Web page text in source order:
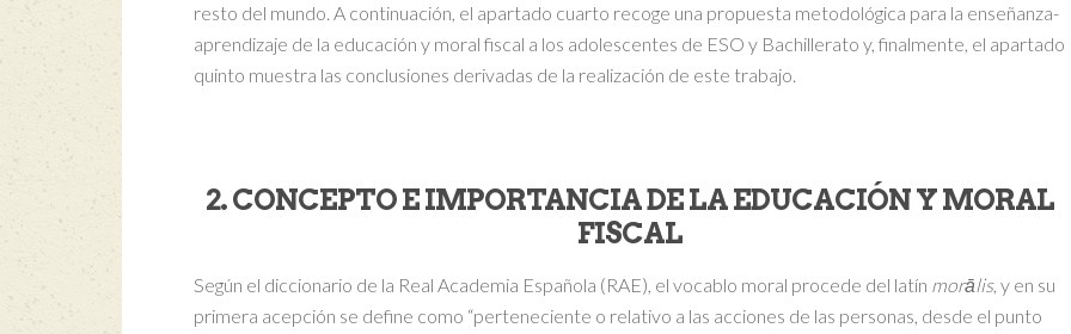
resto del mundo. A continuación, el apartado cuarto recoge una propuesta metodológica para la enseñanza-
aprendizaje de la educación y moral fiscal a los adolescentes de ESO y Bachillerato y, finalmente, el apartado
quinto muestra las conclusiones derivadas de la realización de este trabajo.
2. CONCEPTO E IMPORTANCIA DE LA EDUCACIÓN Y MORAL
FISCAL
Según el diccionario de la Real Academia Española (RAE), el vocablo moral procede del latín morālis, y en su
primera acepción se define como “perteneciente o relativo a las acciones de las personas, desde el punto